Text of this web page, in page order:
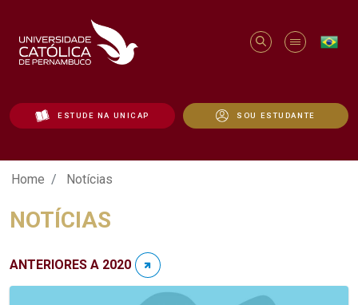
ESTUDE NA UNICAP SOU ESTUDANTE
Notícias - Unicap
Home Notícias
NOTÍCIAS
ANTERIORES A 2020